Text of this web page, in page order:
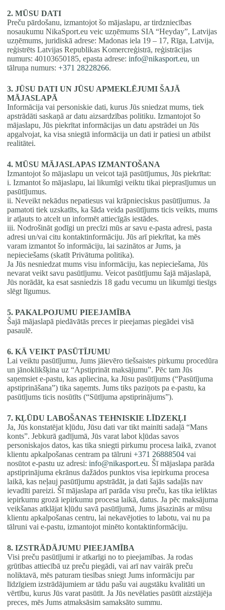
2. MŪSU DATI
Preču pārdošanu, izmantojot šo mājaslapu, ar tirdzniecības
nosaukumu NikaSport.eu veic uzņēmums SIA “Heyday”, Latvijas
uzņēmums, juridiskā adrese: Madonas iela 19 – 17, Rīga, Latvija,
reģistrēts Latvijas Republikas Komercreģistrā, reģistrācijas
numurs: 40103650185, epasta adrese: info@nikasport.eu, un
tālruņa numurs: +371 28228266.
3. JŪSU DATI UN JŪSU APMEKLĒJUMI ŠAJĀ
MĀJASLAPĀ
Informācija vai personiskie dati, kurus Jūs sniedzat mums, tiek
apstrādāti saskaņā ar datu aizsardzības politiku. Izmantojot šo
mājaslapu, Jūs piekrītat informācijas un datu apstrādei un Jūs
apgalvojat, ka visa sniegtā informācija un dati ir patiesi un atbilst
realitātei.
4. MŪSU MĀJASLAPAS IZMANTOŠANA
Izmantojot šo mājaslapu un veicot tajā pasūtījumus, Jūs piekrītat:
i. Izmantot šo mājaslapu, lai likumīgi veiktu tikai pieprasījumus un
pasūtījumus.
ii. Neveikt nekādus nepatiesus vai krāpnieciskus pasūtījumus. Ja
pamatoti tiek uzskatīts, ka šāda veida pasūtījums ticis veikts, mums
ir atļauts to atcelt un informēt attiecīgās iestādes.
iii. Nodrošināt godīgi un precīzi mūs ar savu e-pasta adresi, pasta
adresi un/vai citu kontaktinformāciju. Jūs arī piekrītat, ka mēs
varam izmantot šo informāciju, lai sazinātos ar Jums, ja
nepieciešams (skatīt Privātuma politika).
Ja Jūs nesniedzat mums visu informāciju, kas nepieciešama, Jūs
nevarat veikt savu pasūtījumu. Veicot pasūtījumu šajā mājaslapā,
Jūs norādāt, ka esat sasniedzis 18 gadu vecumu un likumīgi tiesīgs
slēgt līgumus.
5. PAKALPOJUMU PIEEJAMĪBA
Šajā mājaslapā piedāvātās preces ir pieejamas piegādei visā
pasaulē.
6. KĀ VEIKT PASŪTĪJUMU
Lai veiktu pasūtījumu, Jums jāievēro tiešsaistes pirkumu procedūra
un jānoklikšķina uz “Apstiprināt maksājumu”. Pēc tam Jūs
saņemsiet e-pastu, kas apliecina, ka Jūsu pasūtījums (“Pasūtījuma
apstiprināšana”) tika saņemts. Jums tiks paziņots pa e-pastu, ka
pasūtījums ticis nosūtīts (“Sūtījuma apstiprinājums”).
7. KĻŪDU LABOŠANAS TEHNISKIE LĪDZEKĻI
Ja, Jūs konstatējat kļūdu, Jūsu dati var tikt mainīti sadaļā “Mans
konts”. Jebkurā gadījumā, Jūs varat labot kļūdas savos
personiskajos datos, kas tika sniegti pirkumu procesa laikā, zvanot
klientu apkalpošanas centram pa tālruni +371 26888504 vai
nosūtot e-pastu uz adresi: info@nikasport.eu. Šī mājaslapa parāda
apstiprinājuma ekrānus dažādos punktos visa iepirkuma procesa
laikā, kas neļauj pasūtījumu apstrādāt, ja dati šajās sadaļās nav
ievadīti pareizi. Šī mājaslapa arī parāda visu preču, kas tika ieliktas
iepirkumu grozā iepirkumu procesa laikā, datus. Ja pēc maksājuma
veikšanas atklājat kļūdu savā pasūtījumā, Jums jāsazinās ar mūsu
klientu apkalpošanas centru, lai nekavējoties to labotu, vai nu pa
tālruni vai e-pastu, izmantojot minēto kontaktinformāciju.
8. IZSTRĀDĀJUMU PIEEJAMĪBA
Visi preču pasūtījumi ir atkarīgi no to pieejamības. Ja rodas
grūtības attiecībā uz preču piegādi, vai arī nav vairāk preču
noliktavā, mēs paturam tiesības sniegt Jums informāciju par
līdzīgiem izstrādājumiem ar tādu pašu vai augstāku kvalitāti un
vērtību, kurus Jūs varat pasūtīt. Ja Jūs nevēlaties pasūtīt aizstājēja
preces, mēs Jums atmaksāsim samaksāto summu.